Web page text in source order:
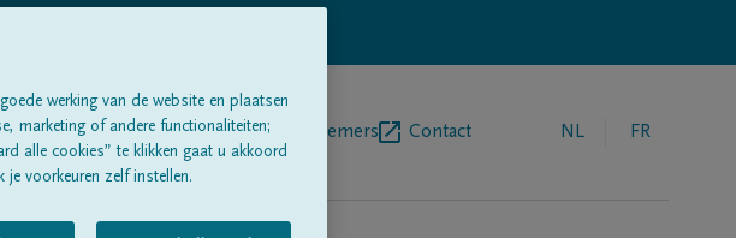
waakzaam.
Over onsBegrafenisondernemers Contact NL FR
werking van de website en plaatsen
marketing of andere functionaliteiten;
alle cookies” te klikken gaat u akkoord
voorkeuren zelf instellen.